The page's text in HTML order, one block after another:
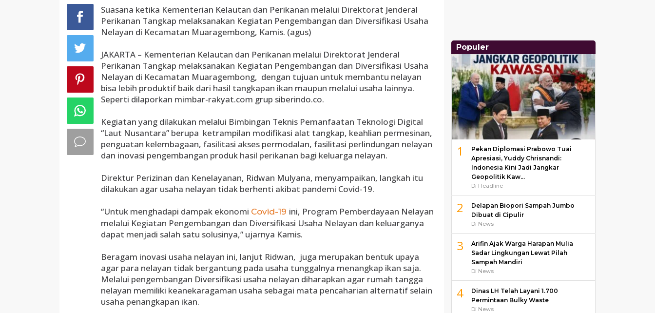
Suasana ketika Kementerian Kelautan dan Perikanan melalui Direktorat Jenderal
Perikanan Tangkap melaksanakan Kegiatan Pengembangan dan Diversifikasi Usaha
Nelayan di Kecamatan Muaragembong, Kamis. (agus)
JAKARTA – Kementerian Kelautan dan Perikanan melalui Direktorat Jenderal
Perikanan Tangkap melaksanakan Kegiatan Pengembangan dan Diversifikasi Usaha
Nelayan di Kecamatan Muaragembong, dengan tujuan untuk membantu nelayan
bisa lebih produktif baik dari hasil tangkapan ikan maupun melalui usaha lainnya.
Seperti dilaporkan mimbar-rakyat.com grup siberindo.co.
Kegiatan yang dilakukan melalui Bimbingan Teknis Pemanfaatan Teknologi Digital
“Laut Nusantara” berupa ketrampilan modifikasi alat tangkap, keahlian permesinan,
penguatan kelembagaan, fasilitasi akses permodalan, fasilitasi perlindungan nelayan
dan inovasi pengembangan produk hasil perikanan bagi keluarga nelayan.
Direktur Perizinan dan Kenelayanan, Ridwan Mulyana, menyampaikan, langkah itu
dilakukan agar usaha nelayan tidak berhenti akibat pandemi Covid-19.
“Untuk menghadapi dampak ekonomi Covid-19 ini, Program Pemberdayaan Nelayan
melalui Kegiatan Pengembangan dan Diversifikasi Usaha Nelayan dan keluarganya
dapat menjadi salah satu solusinya,” ujarnya Kamis.
Beragam inovasi usaha nelayan ini, lanjut Ridwan, juga merupakan bentuk upaya
agar para nelayan tidak bergantung pada usaha tunggalnya menangkap ikan saja.
Melalui pengembangan Diversifikasi usaha nelayan diharapkan agar rumah tangga
nelayan memiliki keanekaragaman usaha sebagai mata pencaharian alternatif selain
usaha penangkapan ikan.
Populer
1
Pekan Diplomasi Prabowo Tuai
Apresiasi, Yuddy Chrisnandi:
Indonesia Kini Jadi Jangkar
Geopolitik Kaw…
Di Headline
2
Delapan Biopori Sampah Jumbo
Dibuat di Cipulir
Di News
3
Arifin Ajak Warga Harapan Mulia
Sadar Lingkungan Lewat Pilah
Sampah Mandiri
Di News
4
Dinas LH Telah Layani 1.700
Permintaan Bulky Waste
Di News